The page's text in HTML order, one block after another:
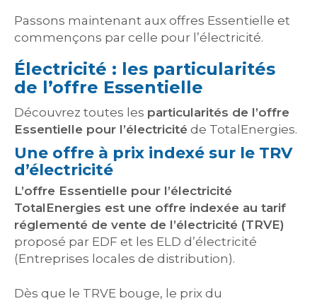
Passons maintenant aux offres Essentielle et
commençons par celle pour l’électricité.
Électricité : les particularités
de l’offre Essentielle
Découvrez toutes les particularités de l’offre
Essentielle pour l’électricité de TotalEnergies.
Une offre à prix indexé sur le TRV
d’électricité
L’offre Essentielle pour l’électricité
TotalEnergies est une offre indexée au tarif
réglementé de vente de l’électricité (TRVE)
proposé par EDF et les ELD d’électricité
(Entreprises locales de distribution).
Dès que le TRVE bouge, le prix du